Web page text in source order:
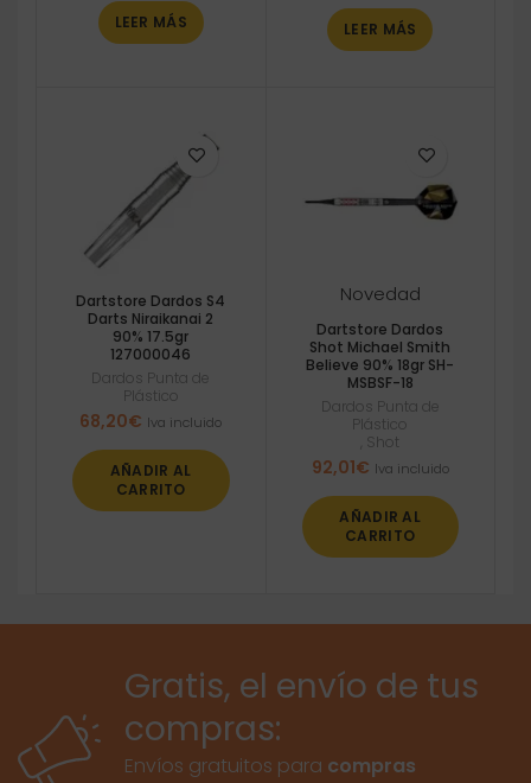
LEER MÁS LEER MÁS
Dartstore Dardos S4
Darts Niraikanai 2
90% 17.5gr
127000046
Dardos Punta de
Plástico
68,20€ Iva incluido
AÑADIR AL
CARRITO
Novedad
Dartstore Dardos
Shot Michael Smith
Believe 90% 18gr SH-
MSBSF-18
Dardos Punta de
Plástico
Shot
92,01€ Iva incluido
AÑADIR AL
CARRITO
Gratis, el envío de tus
compras:
Envíos gratuitos para compras